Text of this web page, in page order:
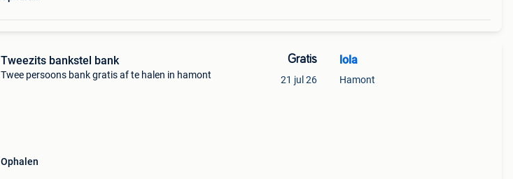
Tweezits bankstel bank
Twee persoons bank gratis af te halen in hamont
Ophalen
Gratis
21 jul 26
lola
Hamont